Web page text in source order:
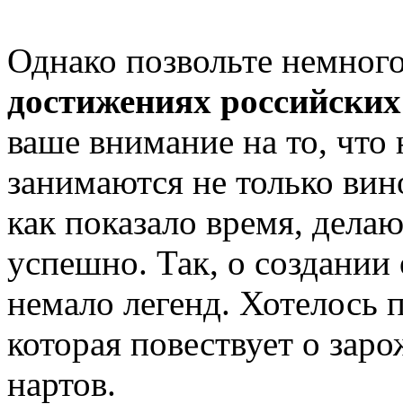
Однако позвольте
достижениях
ваше внимание на то, что
занимаются не только
как показало время,
успешно. Так, о создании
немало легенд. Хотелось
которая повествует о
нартов.